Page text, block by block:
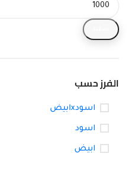
الفرز حسب
اسودxابيض
اسود
ابيض